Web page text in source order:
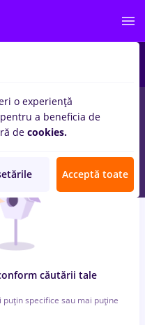
Full timeinStrainatate
Banci
căutării tale
specifice sau mai puține
o experiență
a beneficia de
de cookies.
Acceptă toate